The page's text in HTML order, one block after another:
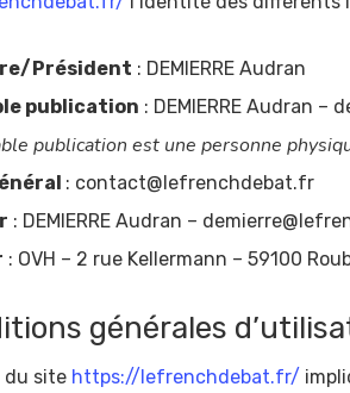
Président : DEMIERRE Audran
publication : DEMIERRE Audran
publication est une personne
: contact@lefrenchdebat.fr
: DEMIERRE Audran –
: OVH – 2 rue Kellermann – 59100
générales
du site https://lefrenchdebat.fr/